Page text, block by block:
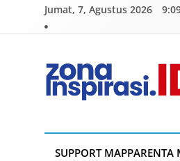
Jumat, 7, Agustus 2026
SUPPORT MAPPARENTA